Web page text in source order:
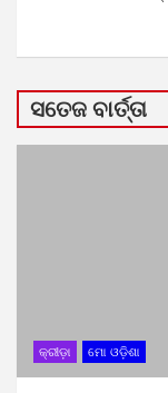
ସତେଜ ବାର୍ତ୍ତା
କ୍ରୀଡ଼ା ମୋ ଓଡ଼ିଶା